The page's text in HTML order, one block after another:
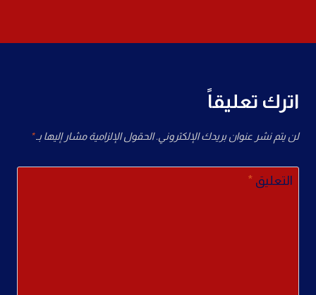
اترك تعليقاً
لن يتم نشر عنوان بريدك الإلكتروني. الحقول الإلزامية مشار إليها بـ*
التعليق *